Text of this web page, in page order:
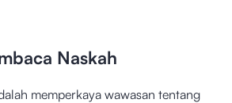
Naskah
memperkaya wawasan tentang